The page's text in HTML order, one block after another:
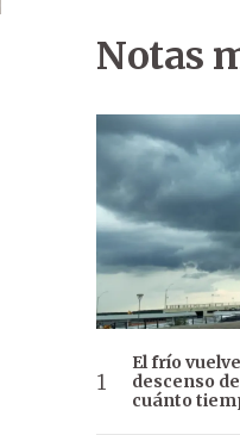
Notas
El frío
descenso
cuánto